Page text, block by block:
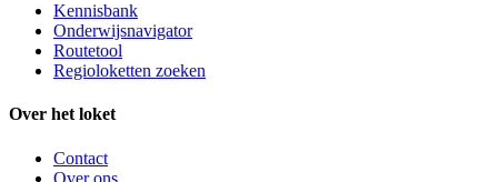
Kennisbank
Onderwijsnavigator
Routetool
Regioloketten zoeken
Over het loket
Contact
Over ons